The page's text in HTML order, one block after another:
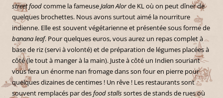
street foodcomme la fameuseJalan Alorde KL où on peut dîner de
quelques brochettes. Nous avons surtout aimé la nourriture
indienne. Elle est souvent végétarienne et présentée sous forme de
banana leaf. Pour quelques euros, vous aurez un repas complet à
base de riz (servi à volonté) et de préparation de légumes placées à
côté (le tout à manger à la main). Juste à côté un Indien souriant
vous fera un énorme nan fromage dans son four en pierre pour
quelques dizaines de centimes ! Un rêve ! Les restaurants sont
souvent remplacés par desfood stallssortes de stands de rues où